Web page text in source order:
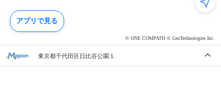
© ONE COMPATH © GeoTechnologies Inc.
東京都千代田区日比谷公園１
アプリで見る